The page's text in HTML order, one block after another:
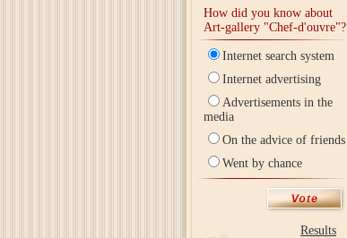
How did you know about
Art-gallery "Chef-d'ouvre"?
Internet search system
Internet advertising
Advertisements in the
media
On the advice of friends
Went by chance
Results